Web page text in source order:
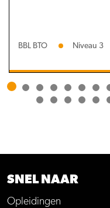
BBL BTO Niveau 3
SNEL NAAR
Opleidingen